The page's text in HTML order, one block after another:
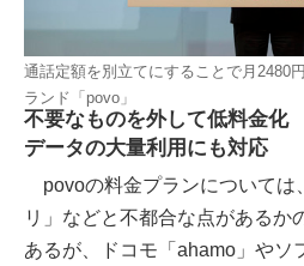
通話定額を別立てにすることで月2480
ランド「povo」
不要なものを外して低料金化
データの大量利用にも対応
povoの料金プランについては
リ」などと不都合な点があるか
あるが、ドコモ「ahamo」やソ